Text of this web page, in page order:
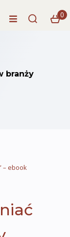
0
branży
– ebook